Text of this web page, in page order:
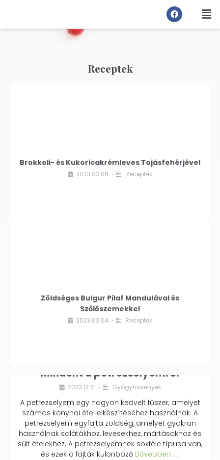
Receptek
Brokkoli- és Kukoricakrémleves Tojásfehérjével
2023.03.06. • Receptek
Zöldséges Bulgur Pilaf Mandulával és
Szőlőszemekkel
2023.03.04. • Receptek
Mindent a petrezselyemről
2023.12.21. • Gyógynövények
A petrezselyem egy nagyon kedvelt fűszer, amelyet
számos konyhai étel elkészítéséhez használnak. A
petrezselyem egyfajta zöldség, amelyet gyakran
használnak salátákhoz, levesekhez, mártásokhoz és
sült ételekhez. A petrezselyemnek sokféle típusa van,
és ezek a fajták különbözőBővebben...…